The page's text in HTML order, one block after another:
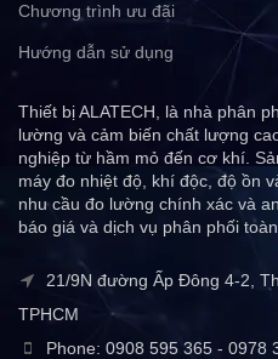
Chương trình ưu đãi
Hướng dẫn sử dụng
Thiết bị ALATECH, là nhà phân
lường và cảm biến chất lượng
nghiệp từ hầm mỏ đến cơ khí.
máy đo nhiệt độ, khí độc, độ ồn
nhu cầu đo lường chính xác và
báo giá và dịch vụ phân phối toàn
21/9N đường Ấp Đông 4-2,
TPHCM
Phone: 0908 595 365 - 0978